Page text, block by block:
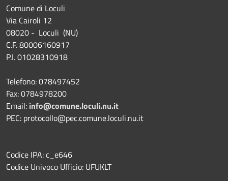
Comune di Loculi
Via Cairoli 12
08020 - Loculi (NU)
C.F. 80006160917
P.I. 01028310918
Telefono: 078497452
Fax: 0784978200
Email: info@comune.loculi.nu.it
PEC: protocollo@pec.comune.loculi.nu.it
Codice IPA: c_e646
Codice Univoco Ufficio: UFUKLT